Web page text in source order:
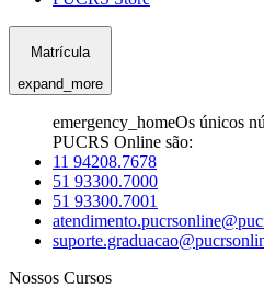
Matrícula
expand_more
emergency_homeOs únicos
PUCRS Online são:
11 94208.7678
51 93300.7000
51 93300.7001
Nossos Cursos